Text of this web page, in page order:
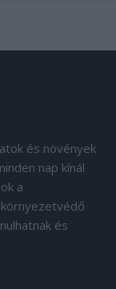
és növények
nap kínál
a
és